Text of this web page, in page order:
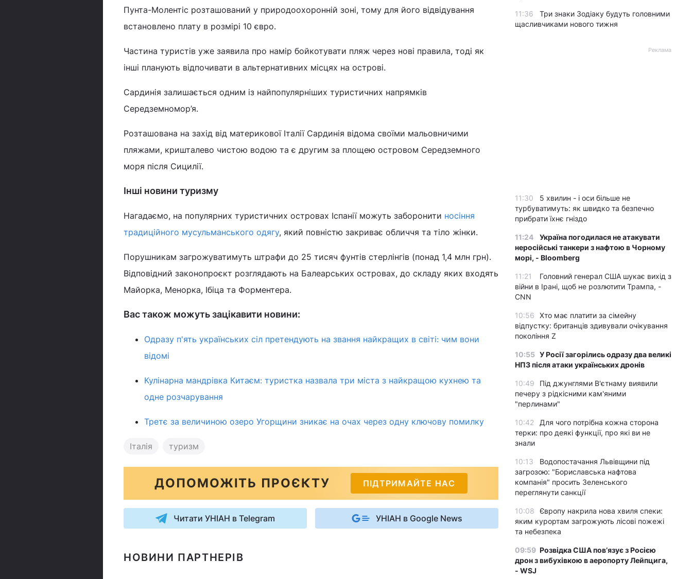
Пунта-Молентіс розташований у природоохоронній зоні, тому для його відвідування
встановлено плату в розмірі 10 євро.
Частина туристів уже заявила про намір бойкотувати пляж через нові правила, тоді як
інші планують відпочивати в альтернативних місцях на острові.
Сардинія залишається одним із найпопулярніших туристичних напрямків
Середземномор’я.
Розташована на захід від материкової Італії Сардинія відома своїми мальовничими
пляжами, кришталево чистою водою та є другим за площею островом Середземного
моря після Сицилії.
Інші новини туризму
Нагадаємо, на популярних туристичних островах Іспанії можуть заборонити носіння
традиційного мусульманського одягу, який повністю закриває обличчя та тіло жінки.
Порушникам загрожуватимуть штрафи до 25 тисяч фунтів стерлінгів (понад 1,4 млн грн).
Відповідний законопроєкт розглядають на Балеарських островах, до складу яких входять
Майорка, Менорка, Ібіца та Форментера.
Вас також можуть зацікавити новини:
Одразу п'ять українських сіл претендують на звання найкращих в світі: чим вони
відомі
Кулінарна мандрівка Китаєм: туристка назвала три міста з найкращою кухнею та
одне розчарування
Третє за величиною озеро Угорщини зникає на очах через одну ключову помилку
Італія туризм
ДОПОМОЖІТЬ ПРОЄКТУ ПІДТРИМАЙТЕ НАС
Читати УНІАН в Telegram УНІАН в Google News
НОВИНИ ПАРТНЕРІВ
11:36
Три знаки Зодіаку будуть головними
щасливчиками нового тижня
Реклама
11:30
5 хвилин - і оси більше не
турбуватимуть: як швидко та безпечно
прибрати їхнє гніздо
11:24
Україна погодилася не атакувати
неросійські танкери з нафтою в Чорному
морі, - Bloomberg
11:21
Головний генерал США шукає вихід з
війни в Ірані, щоб не розлютити Трампа, -
CNN
10:56
Хто має платити за сімейну
відпустку: британців здивували очікування
покоління Z
10:55 У Росії загорілись одразу два великі
НПЗ після атаки українських дронів
10:49
Під джунглями В'єтнаму виявили
печеру з рідкісними кам'яними
"перлинами"
10:42
Для чого потрібна кожна сторона
терки: про деякі функції, про які ви не
знали
10:13
Водопостачання Львівщини під
загрозою: "Бориславська нафтова
компанія" просить Зеленського
переглянути санкції
10:08
Європу накрила нова хвиля спеки:
яким курортам загрожують лісові пожежі
та небезпека
09:59 Розвідка США пов’язує з Росією
дрон з вибухівкою в аеропорту Лейпцига,
- WSJ